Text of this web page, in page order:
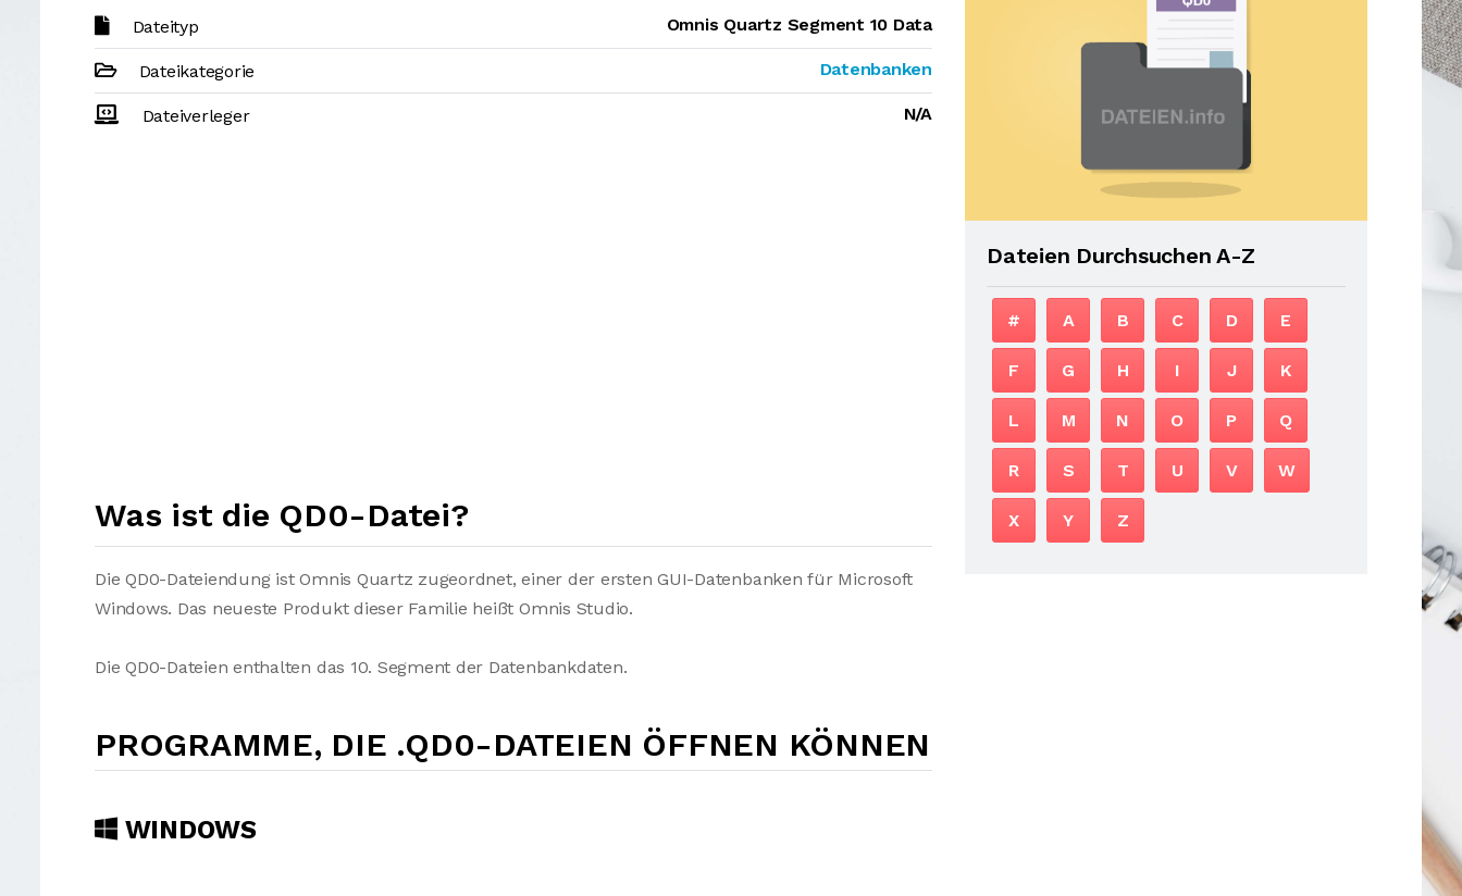
Dateityp Omnis Quartz Segment 10 Data
Dateikategorie Datenbanken
Dateiverleger N/A
Was ist die QD0-Datei?
Die QD0-Dateiendung ist Omnis Quartz zugeordnet, einer der ersten GUI-Datenbanken für Microsoft
Windows. Das neueste Produkt dieser Familie heißt Omnis Studio.
Die QD0-Dateien enthalten das 10. Segment der Datenbankdaten.
PROGRAMME, DIE .QD0-DATEIEN ÖFFNEN KÖNNEN
WINDOWS
Dateien Durchsuchen A-Z
# A B C D E
F G H I J K
L M N O P Q
R S T U V W
X Y Z